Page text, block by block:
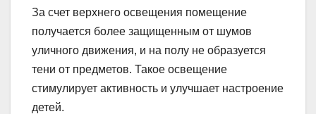
За счет верхнего освещения помещение
получается более защищенным от шумов
уличного движения, и на полу не образуется
тени от предметов. Такое освещение
стимулирует активность и улучшает настроение
детей.